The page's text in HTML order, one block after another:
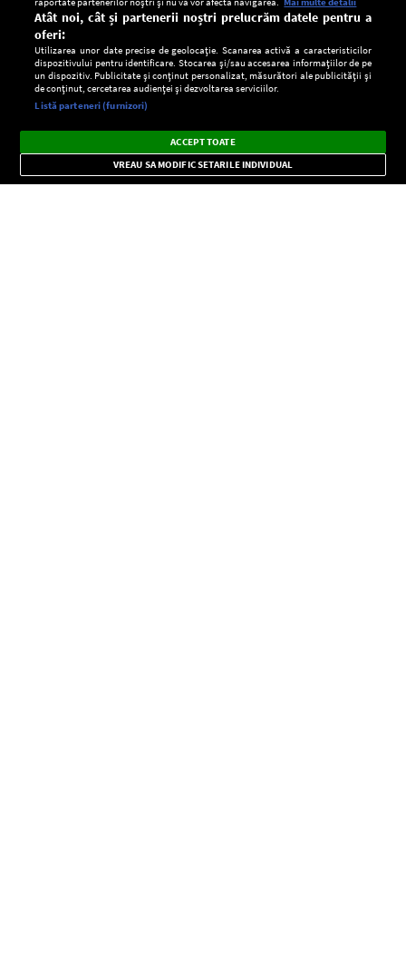
CONFIDENŢIALITATE
Setări:
Dark
Mode
Radio live, podcasturi, știri și alerte
importante.
×
Atât noi, cât și partenerii noștri prelucrăm datele pentru a
oferi:
Utilizarea unor date precise de geolocație. Scanarea activă a caracteristicilor
dispozitivului pentru identificare. Stocarea și/sau accesarea informațiilor de pe
un dispozitiv. Publicitate și conținut personalizat, măsurători ale publicității și
de conținut, cercetarea audienței și dezvoltarea serviciilor.
Listă parteneri (furnizori)
ACCEPT TOATE
VREAU SA MODIFIC SETARILE INDIVIDUAL